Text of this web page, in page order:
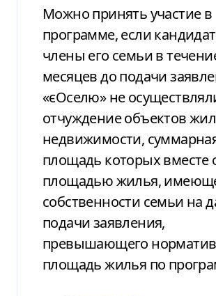
Можно принять участие в
программе, если
члены его семьи в
месяцев до подачи
«єОселю» не
отчуждение объектов
недвижимости,
площадь которых вместе
площадью жилья,
собственности семьи на
подачи заявления,
превышающего
площадь жилья по